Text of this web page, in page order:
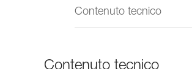
Contenuto tecnico